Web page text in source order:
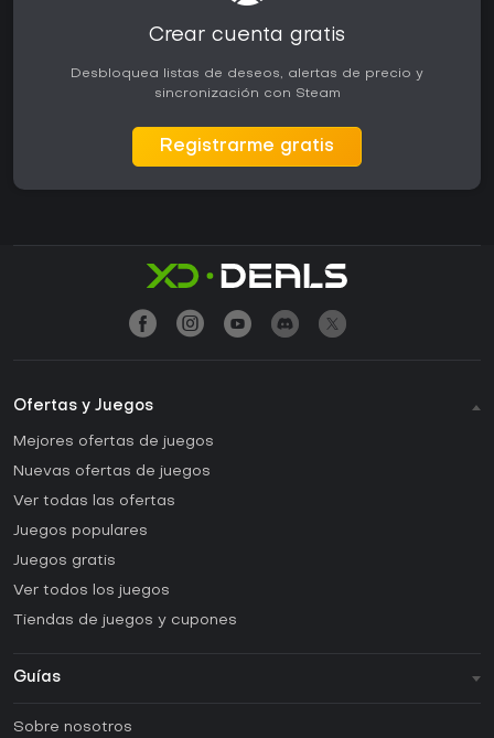
Crear cuenta gratis
Desbloquea listas de deseos, alertas de precio y
sincronización con Steam
Registrarme gratis
Ofertas y Juegos
Mejores ofertas de juegos
Nuevas ofertas de juegos
Ver todas las ofertas
Juegos populares
Juegos gratis
Ver todos los juegos
Tiendas de juegos y cupones
Guías
Sobre nosotros